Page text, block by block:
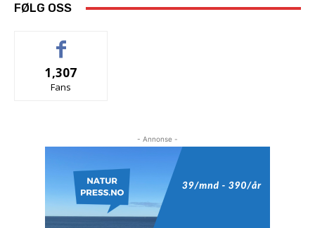
FØLG OSS
1,307
Fans
- Annonse -